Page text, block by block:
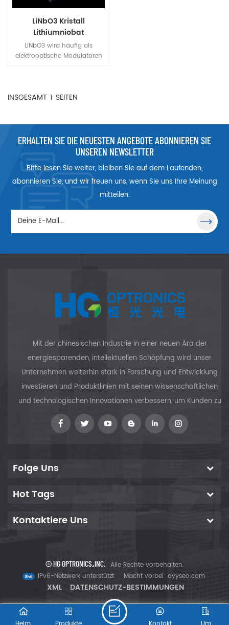
LiNbO3 Kristall
Lithiumniobat
LiNbO3 wird häufig als
elektrooptische Modulatoren
Faseroptiken verwendet.
INSGESAMT 1 SEITEN
ERHALTEN SIE DIE NEUESTEN ANGEBOTE ABONNIEREN SIE
UNSEREN NEWSLETTER
Bitte lesen Sie weiter, bleiben Sie auf dem Laufenden,
abonnieren Sie, und wir freuen uns, wenn Sie uns Ihre Meinung
mitteilen.
Mit der chinesischen Industrie in einer neuen Ära der
energiesparenden, intellektuellen Schöpfung wird unser
Unternehmen weiterhin stark in Forschung und Entwicklung
investieren und Produktlinien mit seinen wissenschaftlichen
und technologischen Innovationen verbessern, um Kunden zu
versorgen
Folge Uns
Hot Tags
Kontaktiere Uns
© HG OPTRONICS.,INC. Alle Rechte vorbehalten.
IPv6-Netzwerk unterstützt
Macht vorbei: dyyseo.com
XML DATENSCHUTZ-BESTIMMUNGEN